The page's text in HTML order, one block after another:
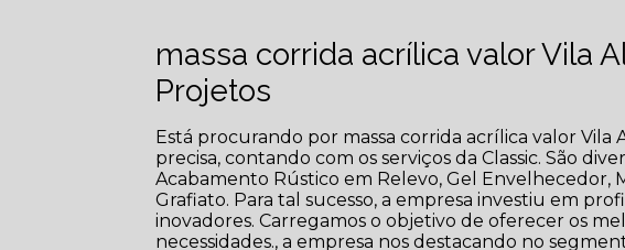
massa corrida acrílica valor Vila
Projetos
Está procurando por massa corrida acrílica valor
precisa, contando com os serviços da Classic. São
Acabamento Rústico em Relevo, Gel Envelhecedor,
Grafiato. Para tal sucesso, a empresa investiu em
inovadores. Carregamos o objetivo de oferecer os
necessidades., a empresa nos destacando no